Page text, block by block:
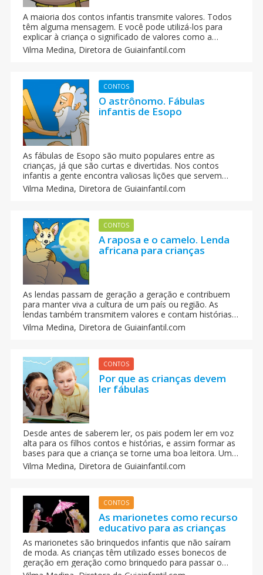
A maioria dos contos infantis transmite valores. Todos
têm alguma mensagem. E você pode utilizá-los para
explicar à criança o significado de valores como a
prudência, a solidariedade ou a bondade. Neste caso, o
conto da A cabeça de cores fala de inveja. Explique com
que deve tentar evitá-lo.
Vilma Medina, Diretora de Guiainfantil.com
CONTOS
O astrônomo. Fábulas
infantis de Esopo
As fábulas de Esopo são muito populares entre as
crianças, já que são curtas e divertidas. Nos contos
infantis a gente encontra valiosas lições que servem
para educar em valores como a honestidade ou a
solidariedade.
Vilma Medina, Diretora de Guiainfantil.com
CONTOS
A raposa e o camelo. Lenda
africana para crianças
As lendas passam de geração a geração e contribuem
para manter viva a cultura de um país ou região. As
lendas também transmitem valores e contam histórias
incríveis. Neste caso, a lenda da raposa e o camelo bem
que podia ser uma fábula. É originária do Sudão do sul e
medir cada um dos nossos atos.
Vilma Medina, Diretora de Guiainfantil.com
CONTOS
Por que as crianças devem
ler fábulas
Desde antes de saberem ler, os pais podem ler em voz
alta para os filhos contos e histórias, e assim formar as
bases para que a criança se torne uma boa leitora. Uma
das leituras que a gente pode realizar são as fábulas.
Trata-se de relatos curtos, tanto em verso como em
ou objetos inanimados que apresentam características
humanas.
Vilma Medina, Diretora de Guiainfantil.com
CONTOS
As marionetes como recurso
educativo para as crianças
As marionetes são brinquedos infantis que não saíram
de moda. As crianças têm utilizado esses bonecos de
geração em geração como brinquedo para passar o
tempo, inventando histórias e criando situações.